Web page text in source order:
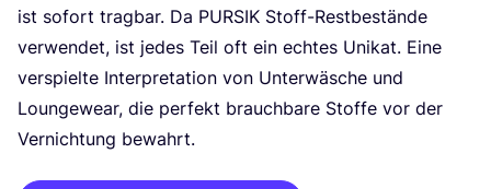
ist sofort trag­bar. Da PUR­SIK Stoff-Rest­be­stän­de
ver­wen­det, ist jedes Teil oft ein ech­tes Uni­kat. Eine
ver­spiel­te Inter­pre­ta­ti­on von Unter­wä­sche und
Loun­ge­wear, die per­fekt brauch­ba­re Stof­fe vor der
Ver­nich­tung bewahrt.